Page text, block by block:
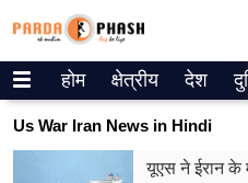
Trending on Google
ePaper
होम क्षेत्रीय देश
Us War Iran News in Hindi
यूएस ने ईरान के